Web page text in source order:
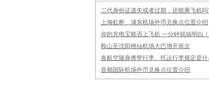
二代身份证遗失或者过期，还能乘飞机
上海虹桥、浦东机场外币兑换点位置介绍
你的充电宝能否上飞机 一分钟就搞明白！
鞍山至沈阳桃仙机场大巴增开班次
各航空随身携带行李、托运行李规定是
首都国际机场外币兑换点位置介绍